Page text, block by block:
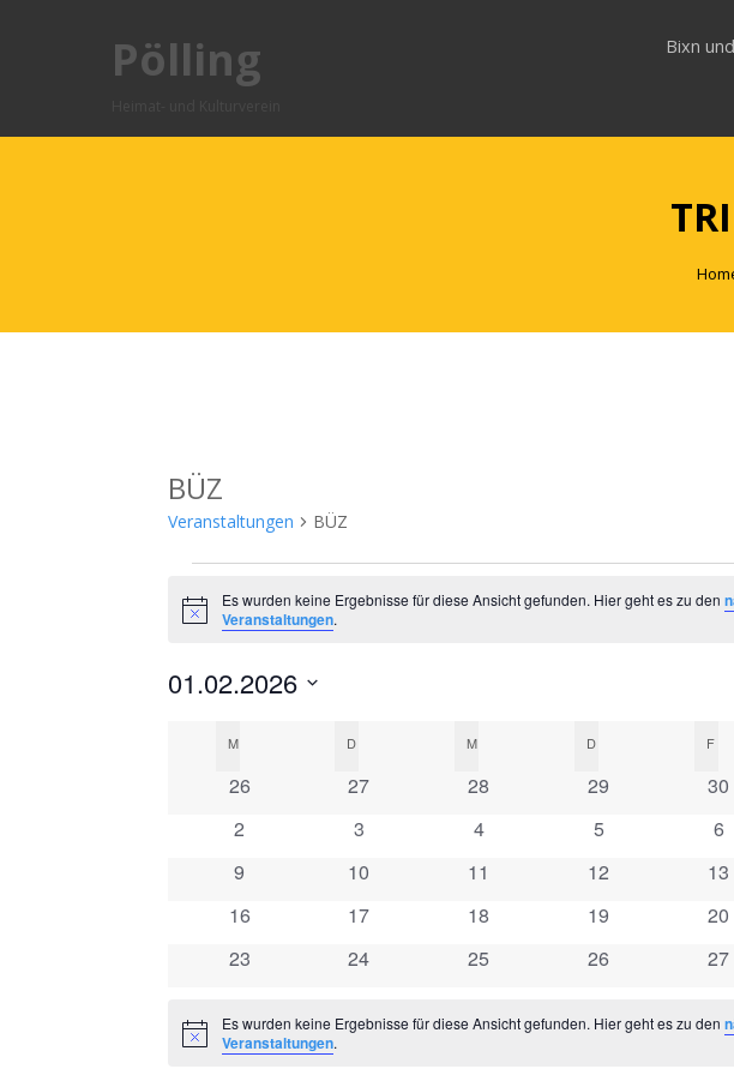
Pölling Bixn
BÜZ
Veranstaltungen BÜZ
Veranstaltungen
Hinweis
Es wurden keine Ergebnisse für diese Ansicht gefunden. Hier geht es zu den
Veranstaltungen.
01.02.2026
wählen.
Kalender
Veranstaltungen
MMONTAG D M D F
0
26
0
27
0
28
0
29
0
30
0
2
0
3
0
4
0
5
0
6
0
9
0
10
0
11
0
12
0
13
0
16
0
17
0
18
0
19
0
20
0
23
0
24
0
25
0
26
0
27
Hinweis
Es wurden keine Ergebnisse für diese Ansicht gefunden. Hier geht es zu den
Veranstaltungen.